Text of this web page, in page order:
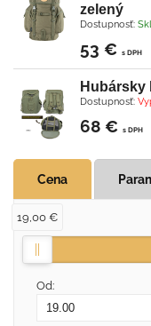
zelený
Dostupnosť:
53 € s DPH
Hubársky
Dostupnosť:
68 € s DPH
Cena
Od:
19,00 €